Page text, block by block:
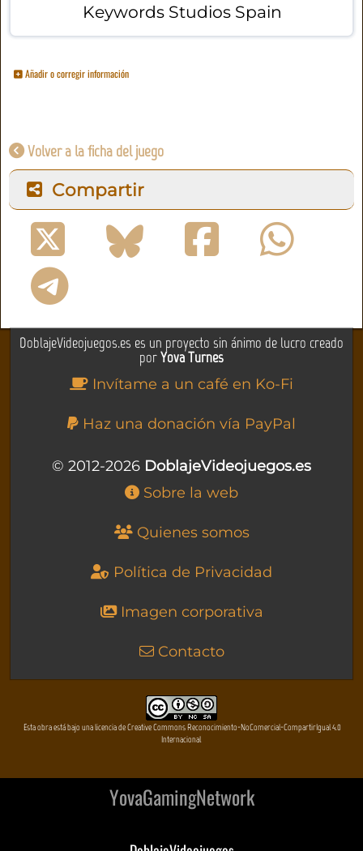
Keywords Studios Spain
Añadir o corregir información
Volver a la ficha del juego
Compartir
DoblajeVideojuegos.es es un proyecto sin ánimo de lucro creado
porYova Turnes
Invítame a un café en Ko-Fi
Haz una donación vía PayPal
© 2012-2026 DoblajeVideojuegos.es
Sobre la web
Quienes somos
Política de Privacidad
Imagen corporativa
Contacto
Esta obra está bajo una licencia de Creative Commons Reconocimiento-NoComercial-CompartirIgual 4.0
Internacional
YovaGamingNetwork